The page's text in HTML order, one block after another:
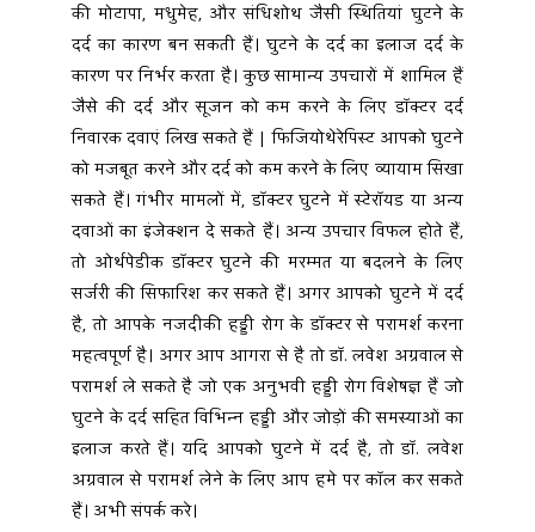
की मोटापा, मधुमेह, और संधिशोथ जैसी स्थितियां घुटने के
दर्द का कारण बन सकती हैं। घुटने के दर्द का इलाज दर्द के
कारण पर निर्भर करता है। कुछ सामान्य उपचारों में शामिल हैं
जैसे की दर्द और सूजन को कम करने के लिए डॉक्टर दर्द
निवारक दवाएं लिख सकते हैं | फिजियोथेरेपिस्ट आपको घुटने
को मजबूत करने और दर्द को कम करने के लिए व्यायाम सिखा
सकते हैं। गंभीर मामलों में, डॉक्टर घुटने में स्टेरॉयड या अन्य
दवाओं का इंजेक्शन दे सकते हैं। अन्य उपचार विफल होते हैं,
तो ओर्थपेडीक डॉक्टर घुटने की मरम्मत या बदलने के लिए
सर्जरी की सिफारिश कर सकते हैं। अगर आपको घुटने में दर्द
है, तो आपके नजदीकी हड्डी रोग के डॉक्टर से परामर्श करना
महत्वपूर्ण है। अगर आप आगरा से है तो डॉ. लवेश अग्रवाल से
परामर्श ले सकते है जो एक अनुभवी हड्डी रोग विशेषज्ञ हैं जो
घुटने के दर्द सहित विभिन्न हड्डी और जोड़ों की समस्याओं का
इलाज करते हैं। यदि आपको घुटने में दर्द है, तो डॉ. लवेश
अग्रवाल से परामर्श लेने के लिए आप हमे पर कॉल कर सकते
हैं। अभी संपर्क करे।